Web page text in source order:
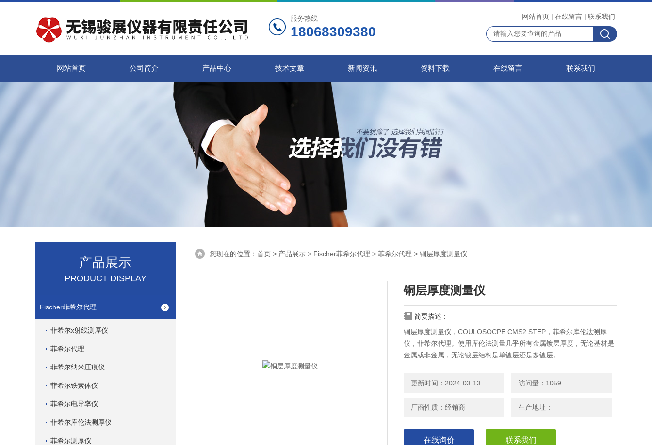
服务热线
18068309380
网站首页 | 在线留言 | 联系我们
网站首页 公司简介 产品中心 技术文章 新闻资讯 资料下载 在线留言 联系我们
产品展示
PRODUCT DISPLAY
Fischer菲希尔代理
菲希尔x射线测厚仪
菲希尔代理
菲希尔纳米压痕仪
菲希尔铁素体仪
菲希尔电导率仪
菲希尔库伦法测厚仪
菲希尔测厚仪
您现在的位置： 首页 > 产品展示 > Fischer菲希尔代理 > 菲希尔代理 > 铜层厚度测量仪
铜层厚度测量仪
简要描述：
铜层厚度测量仪，COULOSOCPE CMS2 STEP，菲希尔库伦法测厚
仪，菲希尔代理。使用库伦法测量几乎所有金属镀层厚度，无论基材是
金属或非金属，无论镀层结构是单镀层还是多镀层。
更新时间：2024-03-13 访问量：1059
厂商性质：经销商 生产地址：
在线询价 联系我们